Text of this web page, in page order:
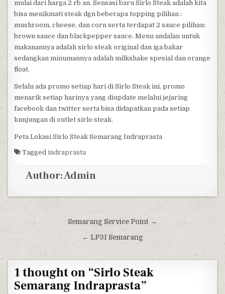
mulai dari harga 2 rb an. Sensasi baru Sirlo Steak adalah kita
bisa menikmati steak dgn beberapa topping pilihan :
mushroom, cheese, dan corn serta terdapat 2 sauce pilihan:
brown sauce dan blackpepper sauce. Menu andalan untuk
makanannya adalah sirlo steak original dan iga bakar
sedangkan minumannya adalah milkshake spesial dan orange
float.
Selalu ada promo setiap hari di Sirlo Steak ini, promo
menarik setiap harinya yang diupdate melalui jejaring
facebook dan twitter serta bisa didapatkan pada setiap
kunjungan di outlet sirlo steak.
Peta Lokasi Sirlo Steak Semarang Indraprasta
Taggedindraprasta
Author:Admin
Post navigationSemarang Service Point →
← LP3I Semarang
1 thought on “Sirlo Steak
Semarang Indraprasta”